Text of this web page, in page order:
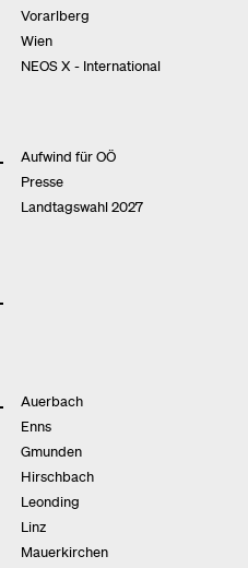
Vorarlberg
Wien
NEOS X - International
Aufwind für OÖ
Presse
Landtagswahl 2027
Auerbach
Enns
Gmunden
Hirschbach
Leonding
Linz
Mauerkirchen